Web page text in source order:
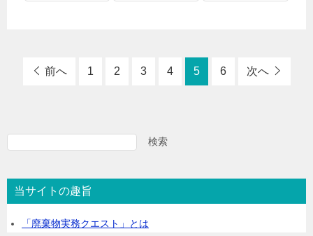
前へ 1 2 3 4 5 6 次へ
検索
当サイトの趣旨
「廃棄物実務クエスト」とは